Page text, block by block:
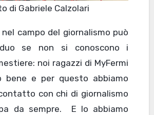
di Gabriele Calzolari
campo del giornalismo può
se non si conoscono i
noi ragazzi di MyFermi
bene e per questo abbiamo
con chi di giornalismo
da sempre. E lo abbiamo